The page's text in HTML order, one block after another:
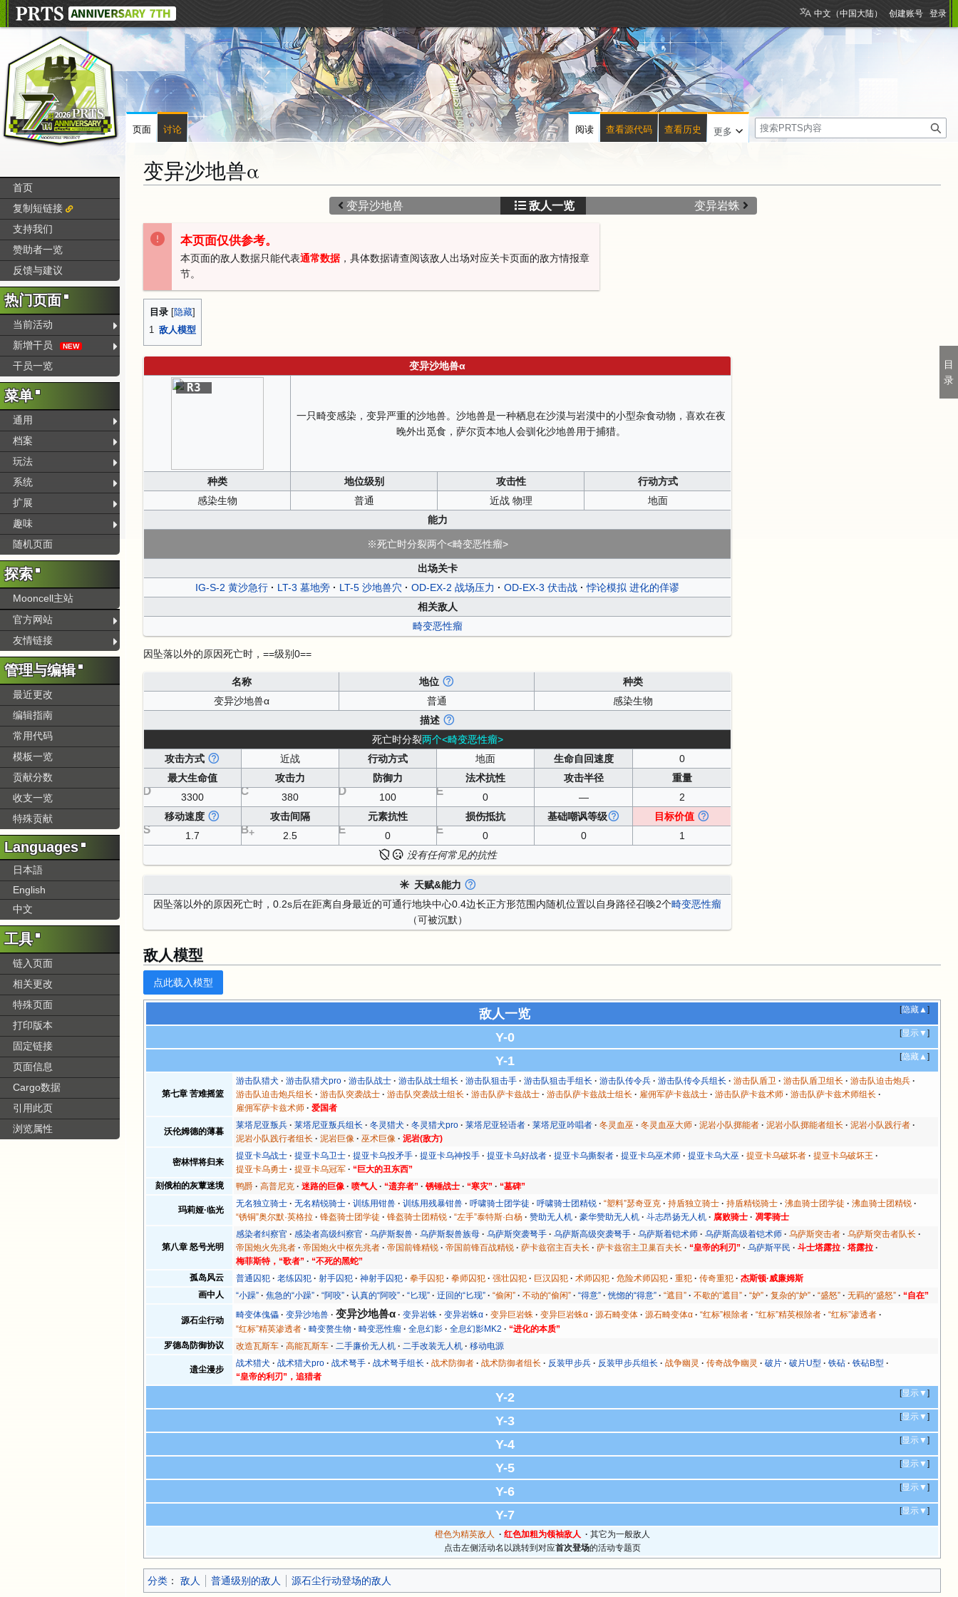
变异沙地兽α
到
到
敌人一览
变异沙地兽 变异岩蛛
本页面仅供参考。
本页面的敌人数据只能代表通常数据，具体数据请查阅该敌人出场对应关卡页面的敌方情报章
节。
目录
1 敌人模型
目
录
变异沙地兽α
R3
一只畸变感染，变异严重的沙地兽。沙地兽是一种栖息在沙漠与岩漠中的小型杂食动物，喜欢在夜
晚外出觅食，萨尔贡本地人会驯化沙地兽用于捕猎。
种类 地位级别 攻击性
行动方式
感染生物
普通 近战 物理
地面
能力
※死亡时分裂两个<畸变恶性瘤>
出场关卡
IG-S-2 黄沙急行
LT-3 墓地旁 LT-5 沙地兽穴 OD-EX-2 战场压力 OD-EX-3 伏击战
悖论模拟 进化的佯谬
相关敌人
畸变恶性瘤
因坠落以外的原因死亡时，==级别0==
名称 地位
种类
变异沙地兽α
普通
感染生物
描述
死亡时分裂两个<畸变恶性瘤>
攻击方式
近战 行动方式 地面 生命自回速度
0
最大生命值
攻击力 防御力 法术抗性 攻击半径
重量
3300
D 380
C 100
D 0
E —
2
移动速度
攻击间隔 元素抗性 损伤抵抗 基础嘲讽等级
目标价值
1.7
S 2.5
B+ 0
E 0
E 0
1
没有任何常见的抗性
天赋&能力
因坠落以外的原因死亡时，0.2s后在距离自身最近的可通行地块中心0.4边长正方形范围内随机位置以自身路径召唤2个畸变恶性瘤
（可被沉默）
敌人模型
点此载入模型
[隐藏▲]
敌人一览
[显示▼]
Y-0
[隐藏▲]
Y-1
第七章 苦难摇篮
游击队猎犬 游击队猎犬pro 游击队战士 游击队战士组长 游击队狙击手 游击队狙击手组长 游击队传令兵 游击队传令兵组长 游击队盾卫 游击队盾卫组长
游击队迫击炮兵
游击队迫击炮兵组长
游击队突袭战士 游击队突袭战士组长 游击队萨卡兹战士 游击队萨卡兹战士组长 雇佣军萨卡兹战士 游击队萨卡兹术师
游击队萨卡兹术师组长
雇佣军萨卡兹术师
爱国者
沃伦姆德的薄暮
莱塔尼亚叛兵 莱塔尼亚叛兵组长 冬灵猎犬 冬灵猎犬pro 莱塔尼亚轻语者 莱塔尼亚吟唱者 冬灵血巫 冬灵血巫大师 泥岩小队掷能者 泥岩小队掷能者组长
泥岩小队践行者
泥岩小队践行者组长
泥岩巨像 巫术巨像 泥岩(敌方)
密林悍将归来
提亚卡乌战士 提亚卡乌卫士 提亚卡乌投矛手 提亚卡乌神投手 提亚卡乌好战者 提亚卡乌撕裂者 提亚卡乌巫术师 提亚卡乌大巫 提亚卡乌破坏者
提亚卡乌破坏王
提亚卡乌勇士
提亚卡乌冠军
“巨大的丑东西”
刻俄柏的灰蕈迷境
鸭爵 高普尼克 迷路的巨像 喷气人 “遗弃者” 锈锤战士 “寒灾” “墓碑”
玛莉娅·临光
无名独立骑士 无名精锐骑士 训练用钳兽 训练用残暴钳兽 呼啸骑士团学徒 呼啸骑士团精锐 “塑料”瑟奇亚克 持盾独立骑士 持盾精锐骑士 沸血骑士团学徒
沸血骑士团精锐
“锈铜”奥尔默·英格拉
锋盔骑士团学徒 锋盔骑士团精锐 “左手”泰特斯·白杨 赞助无人机 豪华赞助无人机 斗志昂扬无人机 腐败骑士 凋零骑士
第八章 怒号光明
感染者纠察官 感染者高级纠察官 乌萨斯裂兽 乌萨斯裂兽族母 乌萨斯突袭弩手 乌萨斯高级突袭弩手 乌萨斯着铠术师 乌萨斯高级着铠术师 乌萨斯突击者
乌萨斯突击者队长
帝国炮火先兆者
帝国炮火中枢先兆者 帝国前锋精锐 帝国前锋百战精锐 萨卡兹宿主百夫长 萨卡兹宿主卫巢百夫长 “皇帝的利刃” 乌萨斯平民 斗士塔露拉
塔露拉
梅菲斯特，“歌者”
“不死的黑蛇”
孤岛风云
普通囚犯 老练囚犯 射手囚犯 神射手囚犯 拳手囚犯 拳师囚犯 强壮囚犯 巨汉囚犯 术师囚犯 危险术师囚犯 重犯 传奇重犯
杰斯顿·威廉姆斯
画中人
“小躁” 焦急的“小躁” “阿咬” 认真的“阿咬” “匕现” 迂回的“匕现” “偷闲” 不动的“偷闲” “得意” 恍惚的“得意” “遮目” 不歇的“遮目” “妒” 复杂的“妒” “盛怒” 无羁的“盛怒” “自在”
源石尘行动
畸变体傀儡 变异沙地兽 变异沙地兽α 变异岩蛛 变异岩蛛α 变异巨岩蛛 变异巨岩蛛α 源石畸变体 源石畸变体α “红标”根除者 “红标”精英根除者
“红标”渗透者
“红标”精英渗透者
畸变赘生物 畸变恶性瘤 全息幻影 全息幻影MK2
“进化的本质”
罗德岛防御协议
改造瓦斯车 高能瓦斯车 二手廉价无人机 二手改装无人机 移动电源
遗尘漫步
战术猎犬 战术猎犬pro 战术弩手 战术弩手组长 战术防御者 战术防御者组长 反装甲步兵 反装甲步兵组长 战争幽灵 传奇战争幽灵 破片 破片U型 铁砧
铁砧B型
“皇帝的利刃”，追猎者
[显示▼]
Y-2
[显示▼]
Y-3
[显示▼]
Y-4
[显示▼]
Y-5
[显示▼]
Y-6
[显示▼]
Y-7
橙色为精英敌人 · 红色加粗为领袖敌人 · 其它为一般敌人
点击左侧活动名以跳转到对应首次登场的活动专题页
分类 ：​ 敌人 普通级别的敌人 源石尘行动登场的敌人
中文（中国大陆） 创建账号 登录
页面 讨论 阅读 查看源代码 查看历史 更多
搜
索
首页
复制短链接
支持我们
赞助者一览
反馈与建议
热门页面
当前活动
新增干员
NEW
干员一览
菜单
通用
档案
玩法
系统
扩展
趣味
随机页面
探索
Mooncell主站
官方网站
友情链接
管理与编辑
最近更改
编辑指南
常用代码
模板一览
贡献分数
收支一览
特殊贡献
Languages
日本語
English
中文
工具
链入页面
相关更改
特殊页面
打印版本
固定链接
页面信息
Cargo数据
引用此页
浏览属性